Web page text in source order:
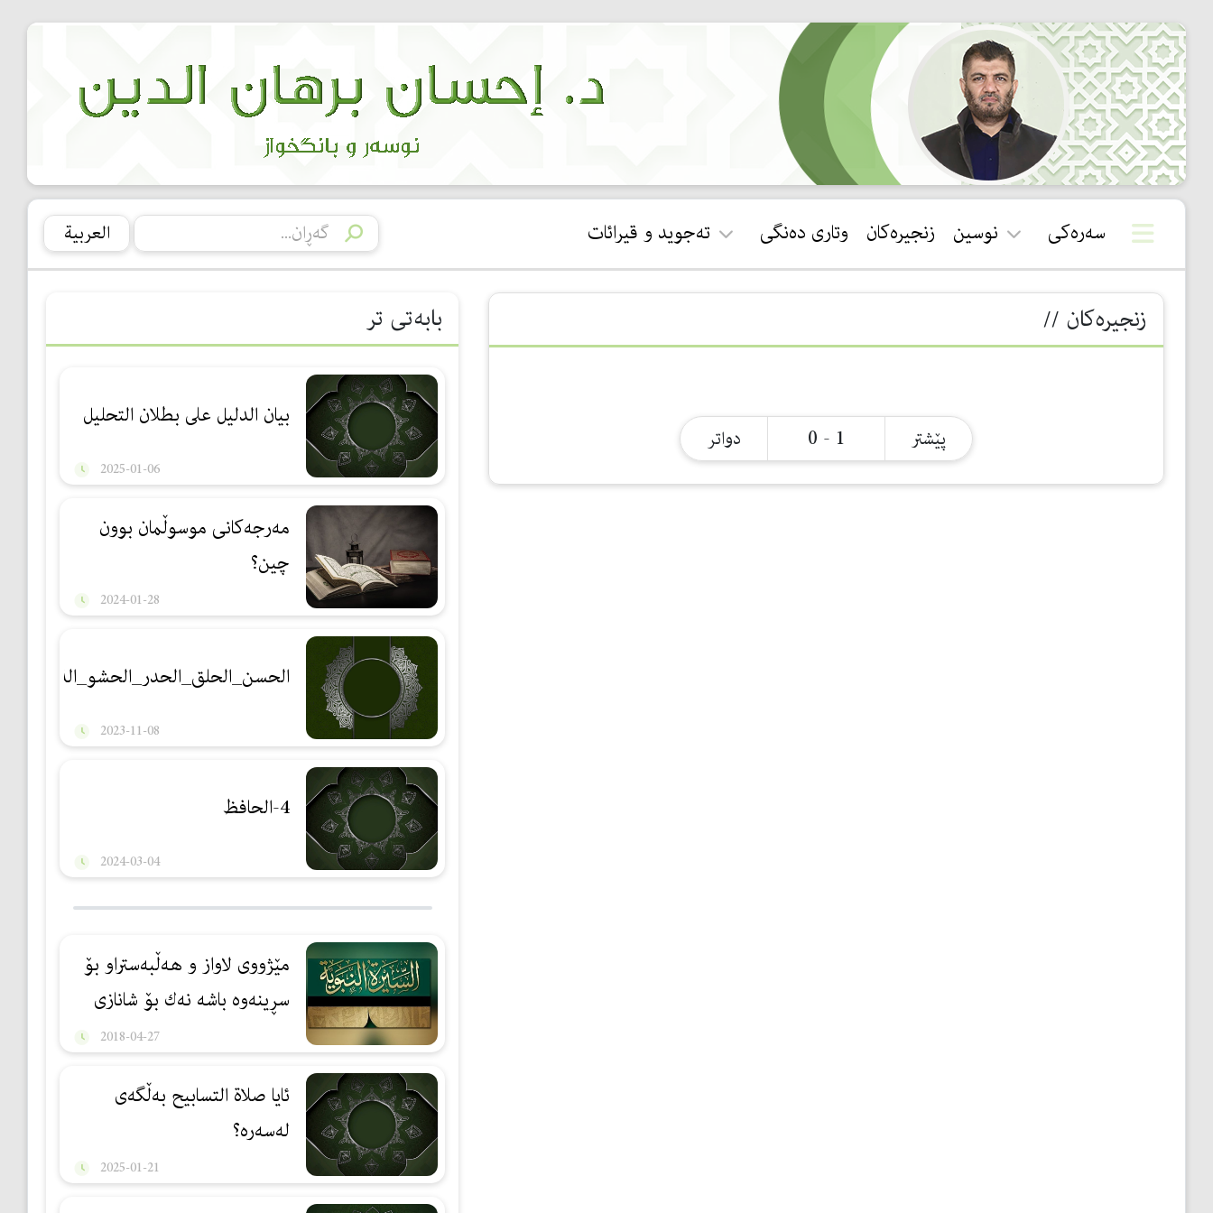
سەرەکی نوسین
قورئان
سوننەت
زنجیرەکان وتاری دەنگی تەجوید و قیرائات
ئجازەی قورئان خوێندن
جوان خوێندنەوەی سوڕەتی
شەرحی هۆنراوەی (الجزرية)
زانستی قیرائات
العربیة
زنجیرەکان //
پێشتر 1 - 0 دواتر
بابەتی تر
بيان الدليل على بطلان التحليل
2025-01-06
مەرجەكانی موسوڵمان بوون
چین؟
2024-01-28
2023-11-08
4-الحافظ
2024-03-04
مێژووی لاواز و هه‌ڵبه‌ستراو بۆ
سڕینه‌وه‌ باشه‌ نه‌ك بۆ شانازی
2018-04-27
ئایا صلاة التسابیح بەڵگەی
لەسەرە؟
2025-01-21